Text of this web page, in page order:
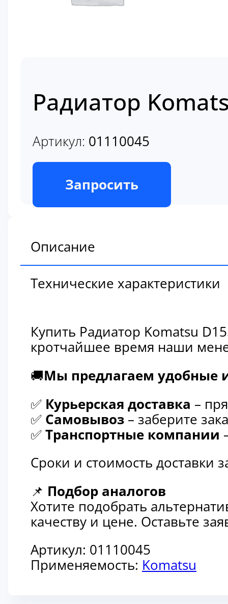
Радиатор
Артикул: 01110045
В наличии
Запросить
Описание
Технические характеристики
Купить Радиатор Komatsu
кротчайшее время наши
🚚Мы предлагаем удобные
✅ Курьерская доставка –
✅ Самовывоз – заберите
✅ Транспортные компании
Сроки и стоимость доставки
📌 Подбор аналогов
Хотите подобрать
качеству и цене. Оставьте
Артикул: 01110045
Применяемость: Komatsu